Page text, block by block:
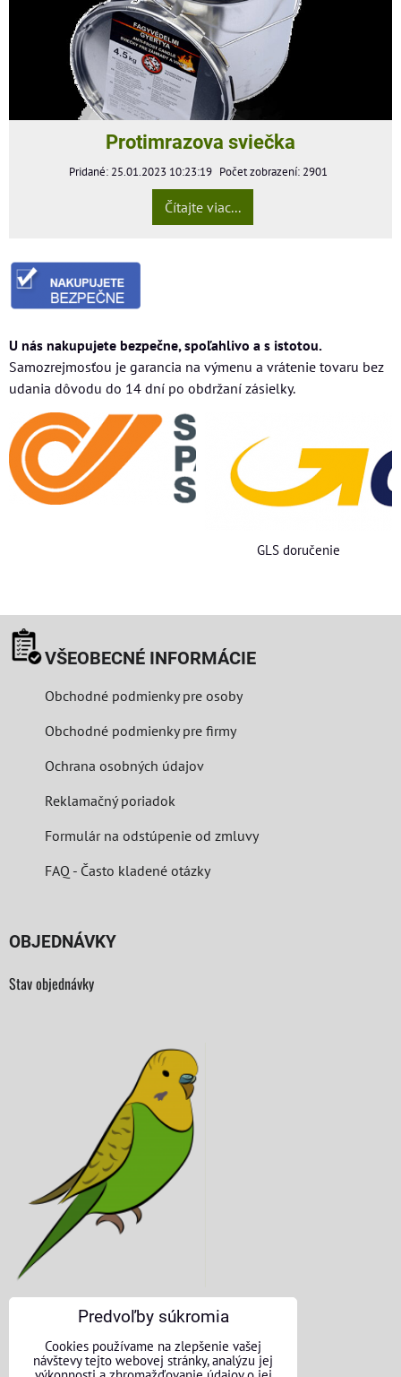
Protimrazova sviečka
Pridané: 25.01.2023 10:23:19 Počet zobrazení: 2901
Čítajte viac...
U nás nakupujete bezpečne, spoľahlivo a s istotou.
Samozrejmosťou je garancia na výmenu a vrátenie tovaru bez
udania dôvodu do 14 dní po obdržaní zásielky.
GLS doručenie
VŠEOBECNÉ INFORMÁCIE
Obchodné podmienky pre osoby
Obchodné podmienky pre firmy
Ochrana osobných údajov
Reklamačný poriadok
Formulár na odstúpenie od zmluvy
FAQ - Často kladené otázky
OBJEDNÁVKY
Stav objednávky
KONTAKTNÉ ÚDAJE
Predvoľby súkromia
Cookies používame na zlepšenie vašej
návštevy tejto webovej stránky, analýzu jej